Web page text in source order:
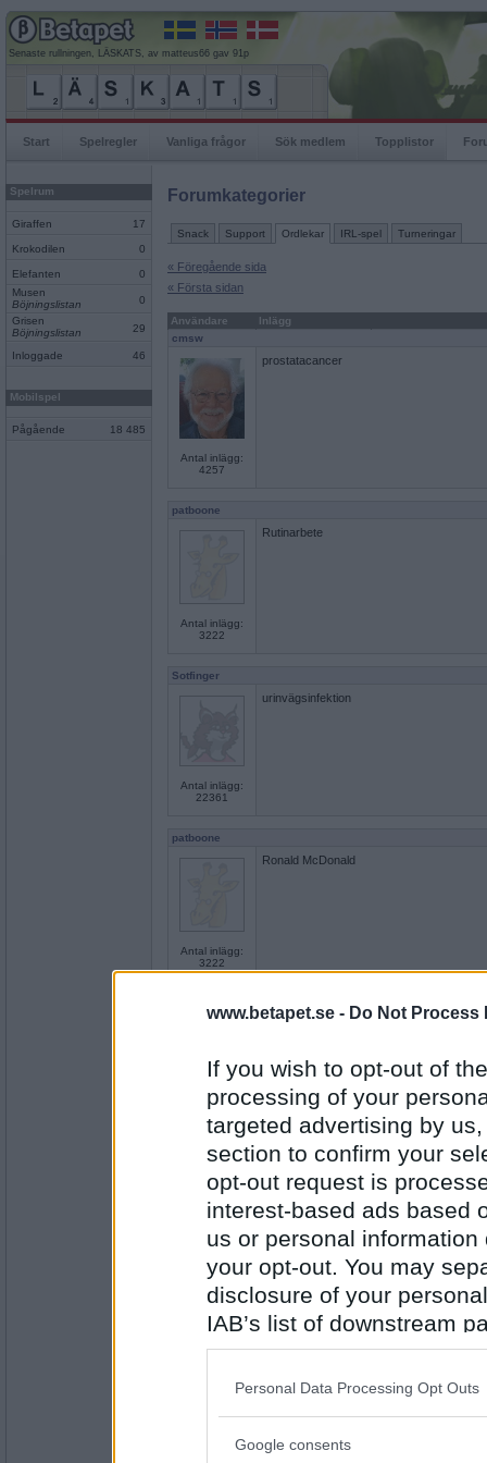
www.betapet.se - Do Not Process
If you wish to opt-out of
processing of your
targeted advertising by
section to confirm your
opt-out request is
interest-based ads based
us or personal
your opt-out. You may
disclosure of your
IAB’s list of downstream
also be disclosed by us
Downstream Participants
Please note that this
Personal Data Processing Opt Outs
Google consents
Senaste rullningen, LÄSKATS, av matteus66 gav 91p
Start Spelregler Vanliga frågor Sök medlem Topplistor
Spelrum
Giraffen 17
Krokodilen 0
Elefanten
0
Musen
Böjningslistan
0
Grisen
Böjningslistan
29
Inloggade 46
Mobilspel
Pågående 18 485
Forumkategorier
Snack Support Ordlekar IRL-spel Turneringar
« Föregående sida
« Första sidan
Användare
Inlägg
cmsw
Antal inlägg:
4257
prostatacancer
patboone
Antal inlägg:
3222
Rutinarbete
Sotfinger
Antal inlägg:
22361
urinvägsinfektion
patboone
Antal inlägg:
3222
Ronald McDonald
Antal inlägg:
4257
ondska
Antal inlägg:
3222
Antal inlägg: 19